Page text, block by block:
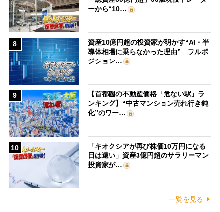
ーから“10…
8
資産10億円超の投資家が明かす“AI・半
導体相場に乗らなかった理由” フルポ
ジション…
9
【首都圏の不動産価格「危ない駅」ラ
ンキング】“中古マンション売れ行き鈍
化”のワー…
10
「キオクシアが再び株価10万円になる
日は遠い」資産3億円超のサラリーマン
投資家が…
一覧を見る